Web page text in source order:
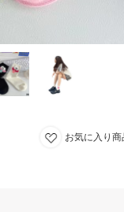
お気に入り商